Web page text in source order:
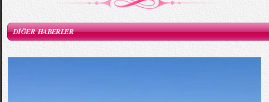
DİĞER HABERLER